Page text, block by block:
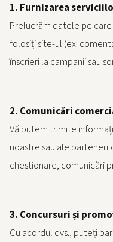
1. Furnizarea
Prelucrăm datele pe
folosiți site-ul (ex:
înscrieri la campanii sau
2. Comunicări
Vă putem trimite
noastre sau ale
chestionare, comunicări
3. Concursuri și
Cu acordul dvs., puteți